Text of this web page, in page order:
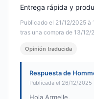
Publicado el 21/12/2025 à
tras una compra de 13/12/
Entrega rápida y
Opinión traducida
Respuesta de
Publicada el 26/12/2025
Hola Armelle,